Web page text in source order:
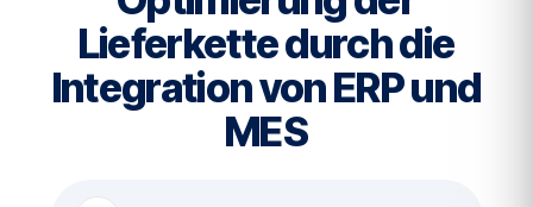
Lieferkette durch die
Integration von ERP und
MES